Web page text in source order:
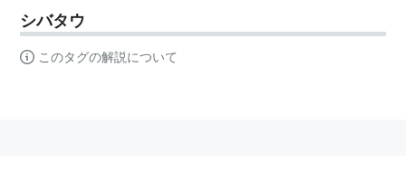
シバタウ
このタグの解説について